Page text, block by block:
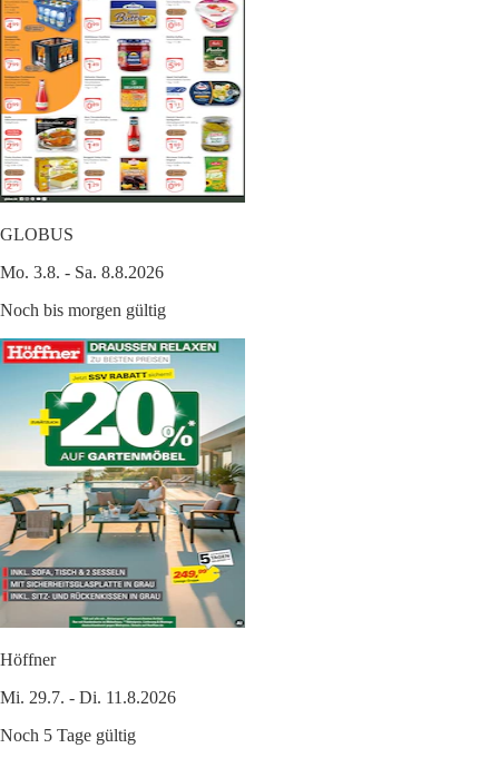
GLOBUS
Mo. 3.8. - Sa. 8.8.2026
Noch bis morgen gültig
Höffner
Mi. 29.7. - Di. 11.8.2026
Noch 5 Tage gültig